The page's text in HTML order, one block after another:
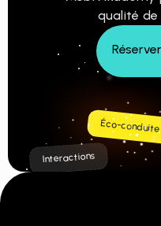
qualité
Éco-conduite
Interactions